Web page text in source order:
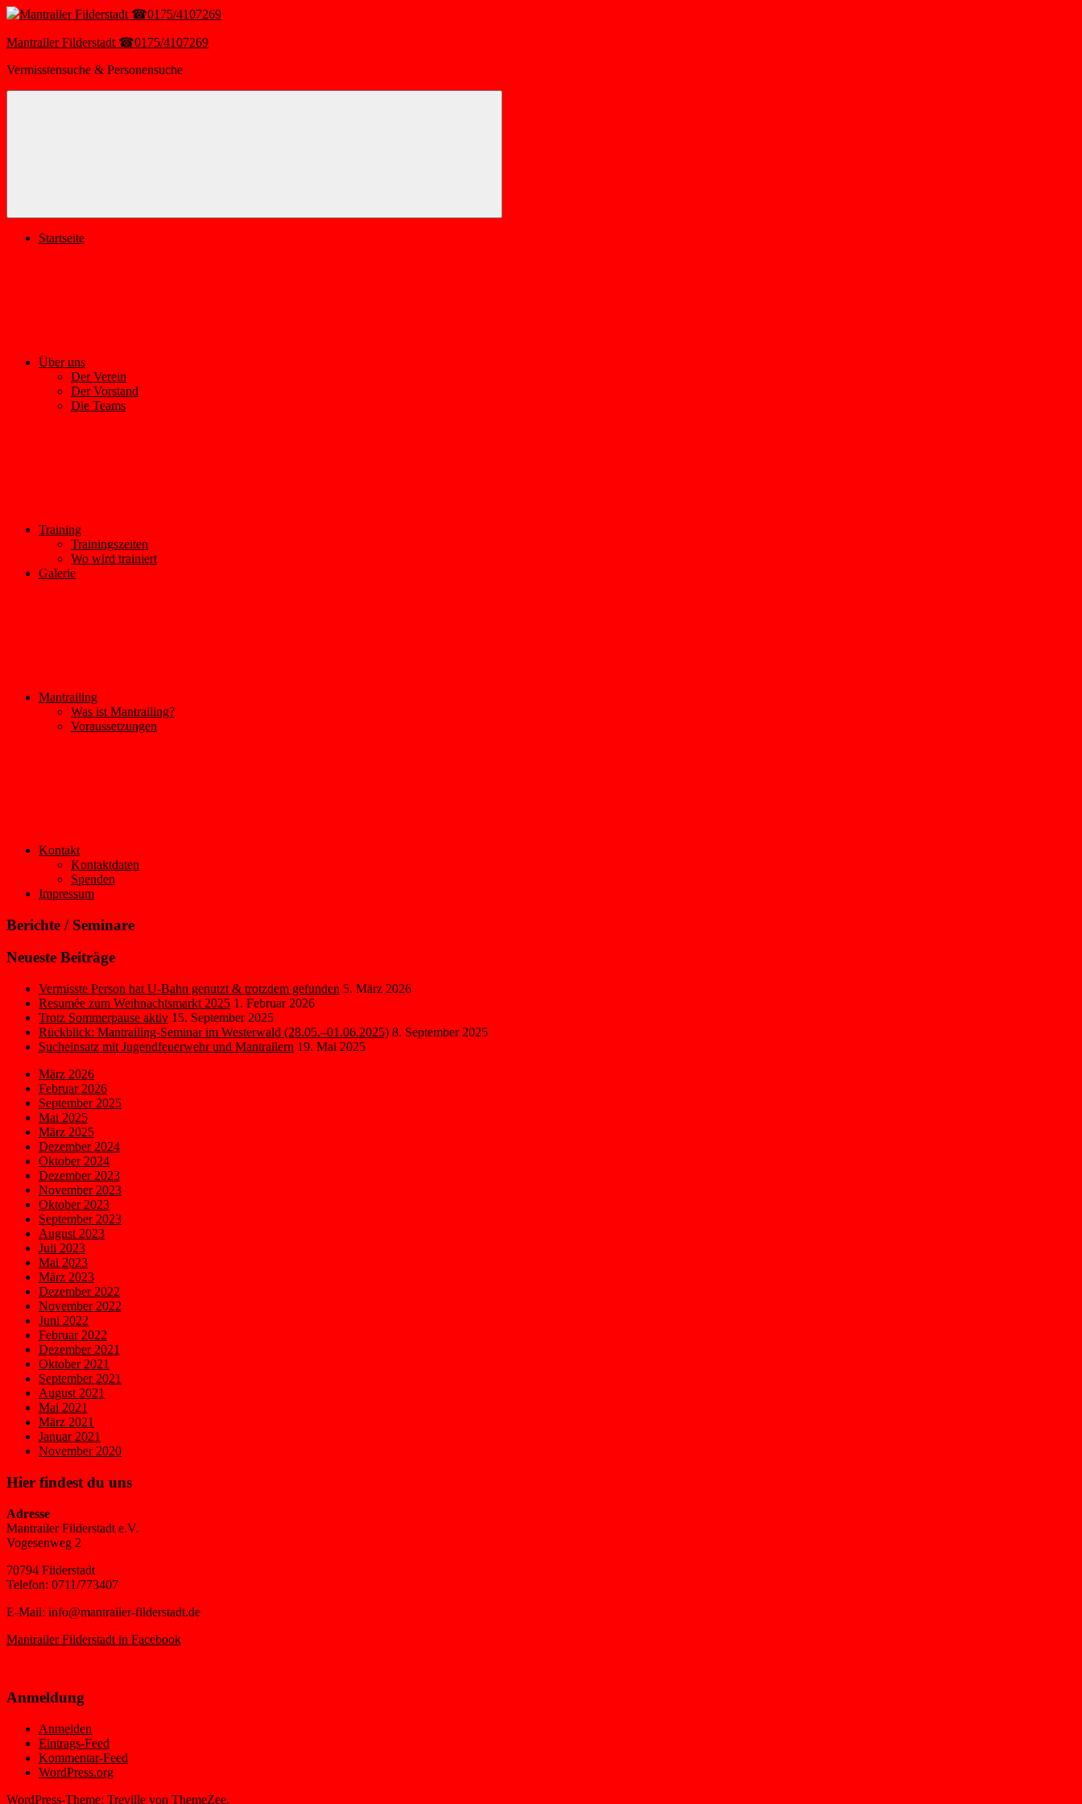
Zum
springen
Mantrailer Filderstadt ☎0175/4107269
Vermisstensuche & Personensuche
Menü
Startseite
Über uns
Der Verein
Der Vorstand
Die Teams
Training
Trainingszeiten
Wo wird trainiert
Galerie
Mantrailing
Was ist Mantrailing?
Voraussetzungen
Kontakt
Kontaktdaten
Spenden
Impressum
Berichte / Seminare
Neueste Beiträge
Vermisste Person hat U-Bahn genutzt & trotzdem gefunden 5. März 2026
Resumée zum Weihnachtsmarkt 2025 1. Februar 2026
Trotz Sommerpause aktiv 15. September 2025
Rückblick: Mantrailing-Seminar im Westerwald (28.05.–01.06.2025) 8. September 2025
Sucheinsatz mit Jugendfeuerwehr und Mantrailern 19. Mai 2025
März 2026
Februar 2026
September 2025
Mai 2025
März 2025
Dezember 2024
Oktober 2024
Dezember 2023
November 2023
Oktober 2023
September 2023
August 2023
Juli 2023
Mai 2023
März 2023
Dezember 2022
November 2022
Juni 2022
Februar 2022
Dezember 2021
Oktober 2021
September 2021
August 2021
Mai 2021
März 2021
Januar 2021
November 2020
Hier findest du uns
Adresse
Mantrailer Filderstadt e.V.
Vogesenweg 2
70794 Filderstadt
Telefon: 0711/773407
E-Mail: info@mantrailer-filderstadt.de
Mantrailer Filderstadt in Facebook
Anmeldung
Anmelden
Eintrags-Feed
Kommentar-Feed
WordPress.org
WordPress-Theme: Treville von ThemeZee.